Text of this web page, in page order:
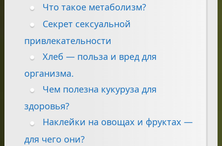
Что такое метаболизм?
Секрет сексуальной
привлекательности
Хлеб — польза и вред для
организма.
Чем полезна кукуруза для
здоровья?
Наклейки на овощах и фруктах —
для чего они?